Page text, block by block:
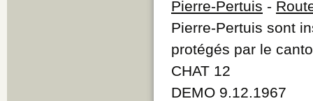
Pierre-Pertuis -
Pierre-Pertuis sont
protégés par le
CHAT 12
DEMO 9.12.1967